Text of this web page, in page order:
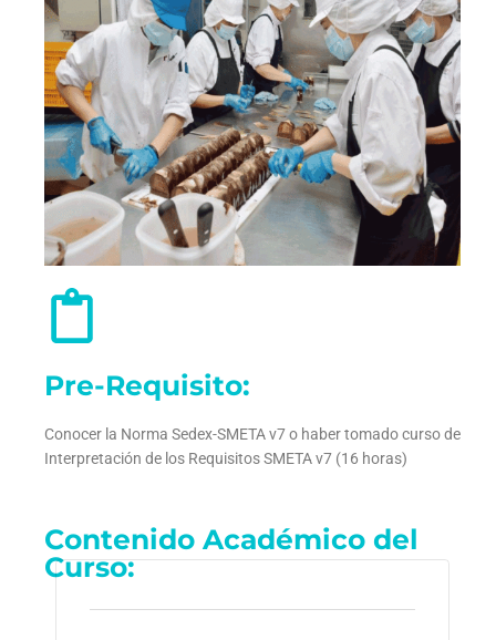
Pre-Requisito:
Conocer la Norma Sedex-SMETA v7 o haber tomado curso de
Interpretación de los Requisitos SMETA v7 (16 horas)
Contenido Académico del
Curso: